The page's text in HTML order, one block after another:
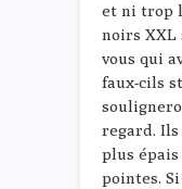
et ni trop
noirs XXL
vous qui
faux-cils
regard.
plus épais
pointes.